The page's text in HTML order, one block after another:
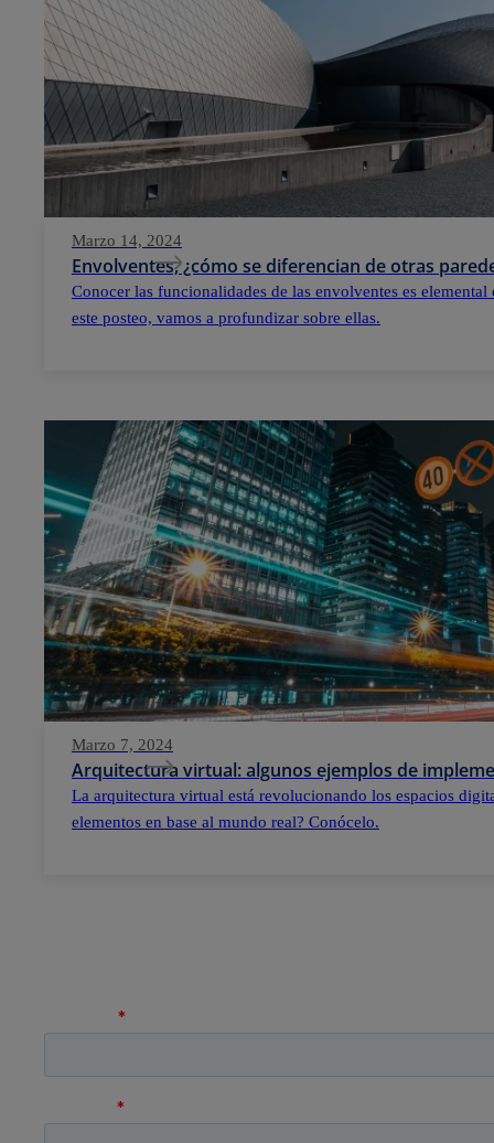
Marzo 14, 2024
Envolventes, ¿cómo se diferencian de otras
Conocer las funcionalidades de las envolventes es
este posteo, vamos a profundizar sobre ellas.
Marzo 7, 2024
Arquitectura virtual: algunos ejemplos de
La arquitectura virtual está revolucionando los espacios
elementos en base al mundo real? Conócelo.